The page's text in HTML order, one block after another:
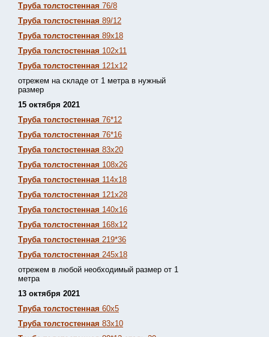
Труба толстостенная 76/8
Труба толстостенная 89/12
Труба толстостенная 89х18
Труба толстостенная 102х11
Труба толстостенная 121х12
отрежем на складе от 1 метра в нужный
размер
15 октября 2021
Труба толстостенная 76*12
Труба толстостенная 76*16
Труба толстостенная 83х20
Труба толстостенная 108х26
Труба толстостенная 114х18
Труба толстостенная 121х28
Труба толстостенная 140х16
Труба толстостенная 168х12
Труба толстостенная 219*36
Труба толстостенная 245х18
отрежем в любой необходимый размер от 1
метра
13 октября 2021
Труба толстостенная 60х5
Труба толстостенная 83х10